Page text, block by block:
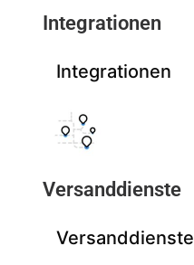
Integrationen
Integrationen
Versanddienste
Versanddienste